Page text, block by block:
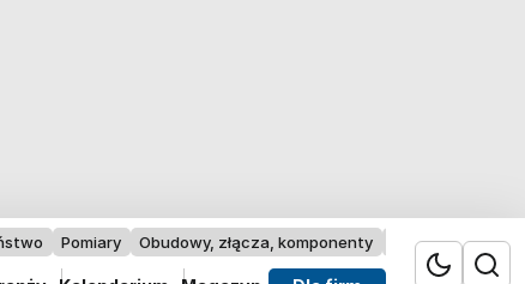
Pomiary Obudowy, złącza, komponenty Przemysł 4.0